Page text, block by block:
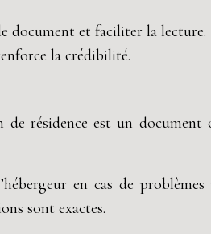
document et faciliter la lecture.
la crédibilité.
de résidence est un
en cas de
sont exactes.